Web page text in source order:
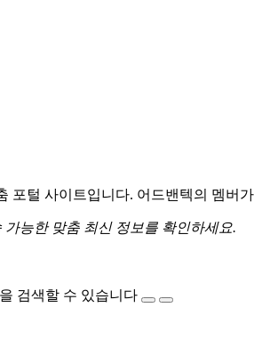
포털 사이트입니다. 어드밴텍의 멤버
능한 맞춤 최신 정보를 확인하세요.
검색할 수 있습니다